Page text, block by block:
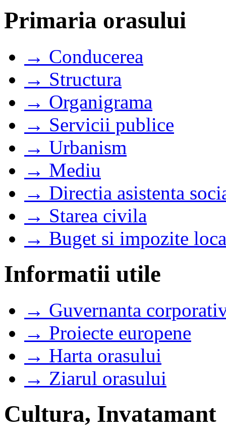
Primaria orasului
→ Conducerea
→ Structura
→ Organigrama
→ Servicii publice
→ Urbanism
→ Mediu
→ Directia asistenta
→ Starea civila
→ Buget si impozite
Informatii utile
→ Guvernanta
→ Proiecte europene
→ Harta orasului
→ Ziarul orasului
Cultura, Invatamant